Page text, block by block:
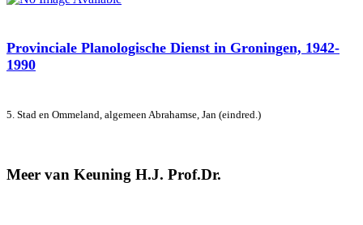
Provinciale Planologische Dienst in Groningen, 1942-
1990
5. Stad en Ommeland, algemeenAbrahamse, Jan (eindred.)
Meer van Keuning H.J. Prof.Dr.